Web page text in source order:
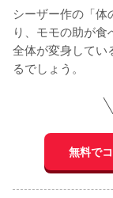
シーザー作の「
り、モモの助が
全体が変身してい
るでしょう。
無料で